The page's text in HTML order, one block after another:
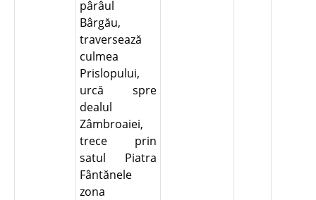
pârâul
Bârgău,
traversează
culmea
Prislopului,
urcă spre
dealul
Zâmbroaiei,
trece prin
satul Piatra
Fântănele
zona